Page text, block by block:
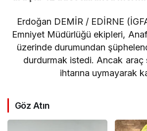
Erdoğan DEMİR / EDİRNE
Emniyet Müdürlüğü ekipleri,
üzerinde durumundan
durdurmak istedi. Ancak araç
ihtarına uymayarak
Göz Atın